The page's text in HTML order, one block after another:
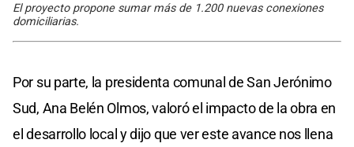
El proyecto propone sumar más de 1.200 nuevas conexiones
domiciliarias.
Por su parte, la presidenta comunal de San Jerónimo
Sud, Ana Belén Olmos, valoró el impacto de la obra en
el desarrollo local y dijo que ver este avance nos llena